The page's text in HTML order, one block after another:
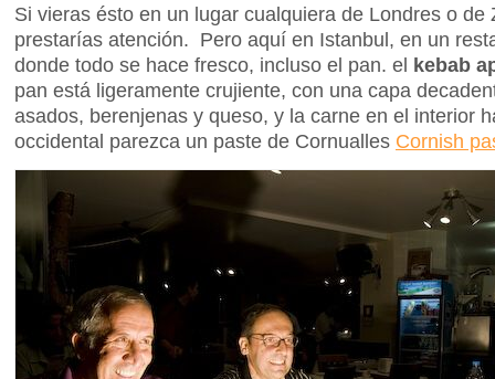
Si vieras ésto en un lugar cualquiera de Londres o de
prestarías atención. Pero aquí en Istanbul, en un
donde todo se hace fresco, incluso el pan. el kebab
pan está ligeramente crujiente, con una capa
asados, berenjenas y queso, y la carne en el interior
occidental parezca un paste de Cornualles Cornish